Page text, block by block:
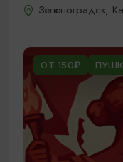
Зеленоградск,
ОТ 150₽